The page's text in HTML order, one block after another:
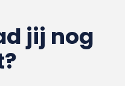
jij nog